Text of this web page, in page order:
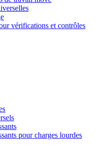
vérifications et contrôles
pour charges lourdes